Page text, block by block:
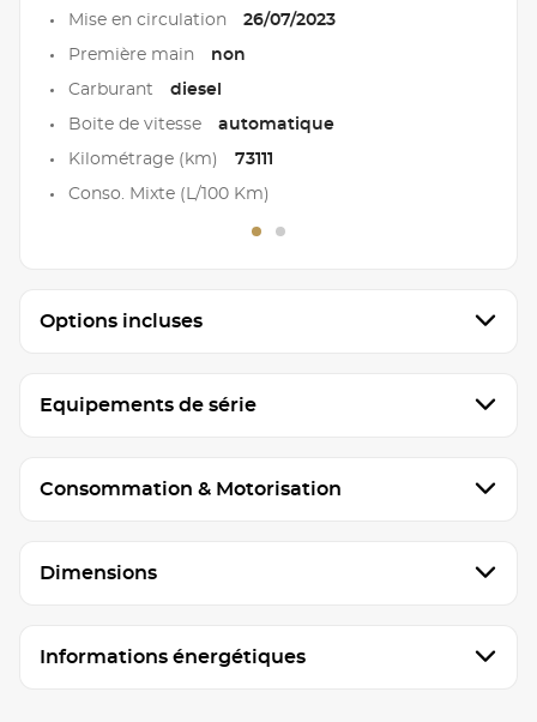
Mise en circulation 26/07/2023
Première main non
Carburant diesel
Boite de vitesse automatique
Kilométrage (km) 73111
Conso. Mixte (L/100 Km)
Options incluses
Equipements de série
Consommation & Motorisation
Dimensions
Informations énergétiques